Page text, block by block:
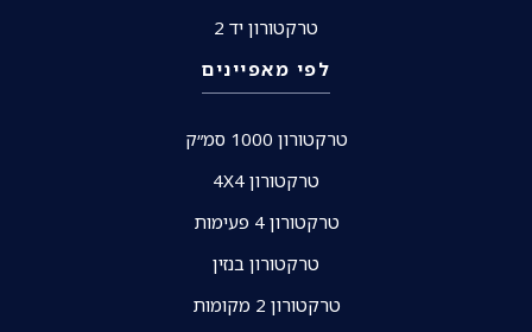
טרקטורון יד 2
לפי מאפיינים
טרקטורון 1000 סמ״ק
טרקטורון 4X4
טרקטורון 4 פעימות
טרקטורון בנזין
טרקטורון 2 מקומות